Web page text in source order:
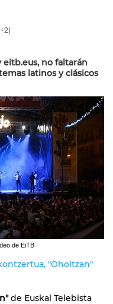
eitb.eus, no faltarán
latinos y clásicos
de EiTB
"Oholtzan"
de Euskal Telebista